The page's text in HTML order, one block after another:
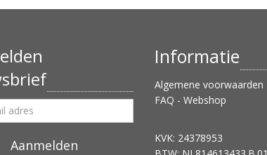
Informatie
Algemene voorwaarden
FAQ - Webshop
KVK: 24378953